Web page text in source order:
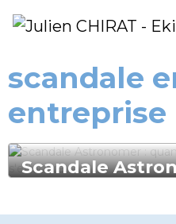
scandale
entreprise
Scandale
Quand la sphère privée